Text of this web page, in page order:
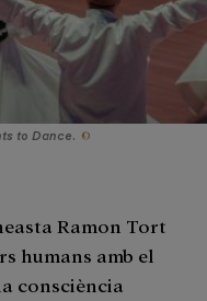
to Dance. ©
Ramon Tort
humans amb el
consciència